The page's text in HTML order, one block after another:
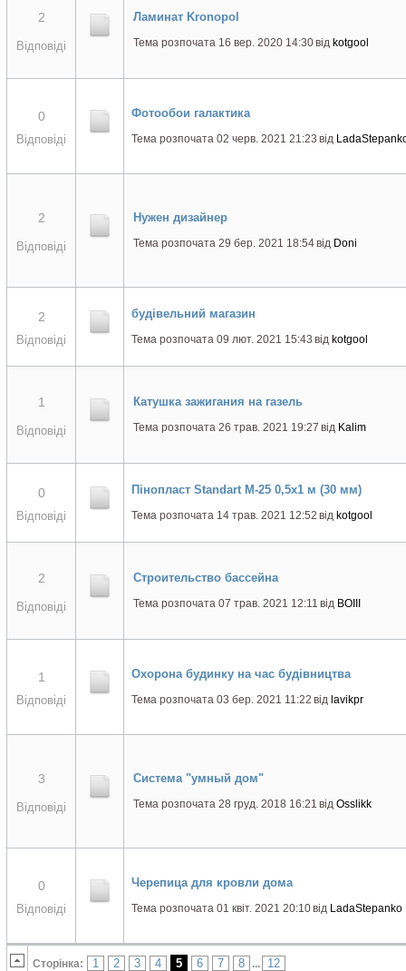
2
Відповіді
Ламинат Kronopol
Тема розпочата 16 вер. 2020 14:30від kotgool
0
Відповіді
Фотообои галактика
Тема розпочата 02 черв. 2021 21:23 від
2
Відповіді
Нужен дизайнер
Тема розпочата 29 бер. 2021 18:54від Doni
2
Відповіді
будівельний магазин
Тема розпочата 09 лют. 2021 15:43 від kotgool
1
Відповіді
Катушка зажигания на газель
Тема розпочата 26 трав. 2021 19:27 від Kalim
0
Відповіді
Пінопласт Standart М-25 0,5х1 м (30 мм)
Тема розпочата 14 трав. 2021 12:52 від kotgool
2
Відповіді
Строительство бассейна
Тема розпочата 07 трав. 2021 12:11 від BOIII
1
Відповіді
Охорона будинку на час будівництва
Тема розпочата 03 бер. 2021 11:22 від lavikpr
3
Відповіді
Система "умный дом"
Тема розпочата 28 груд. 2018 16:21 від Osslikk
0
Відповіді
Черепица для кровли дома
Тема розпочата 01 квіт. 2021 20:10від LadaStepanko
Сторінка: 1 2 3 4 5 6 7 8 ... 12